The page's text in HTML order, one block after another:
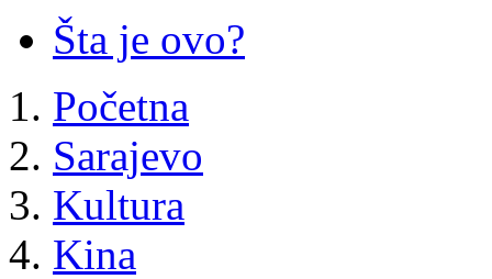
Šta je ovo?
Početna
Sarajevo
Kultura
Kina